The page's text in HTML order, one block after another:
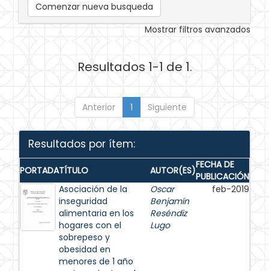
Comenzar nueva busqueda
Mostrar filtros avanzados
Resultados 1-1 de 1.
Anterior 1 Siguiente
Resultados por ítem:
PORTADATÍTULO AUTOR(ES)FECHA DE
PUBLICACIÓN
Asociación de la
inseguridad
alimentaria en los
hogares con el
sobrepeso y
obesidad en
menores de 1 año
Oscar
Benjamín
Reséndiz
Lugo
feb-2019